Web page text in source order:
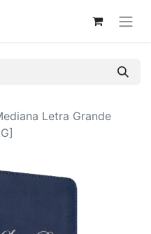
Letra Grande